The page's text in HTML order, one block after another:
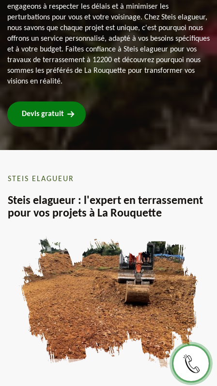
engageons à respecter les délais et à minimiser les
perturbations pour vous et votre voisinage. Chez Steis elagueur,
nous savons que chaque projet est unique, c'est pourquoi nous
offrons un service personnalisé, adapté à vos besoins spécifiques
et à votre budget. Faites confiance à Steis elagueur pour vos
travaux de terrassement à 12200 et découvrez pourquoi nous
sommes les préférés de La Rouquette pour transformer vos
visions en réalité.
Devis gratuit
STEIS ELAGUEUR
Steis elagueur : l'expert en terrassement
pour vos projets à La Rouquette